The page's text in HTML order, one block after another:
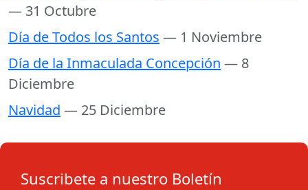
— 31 Octubre
Día de Todos los Santos — 1 Noviembre
Día de la Inmaculada Concepción — 8
Diciembre
Navidad — 25 Diciembre
Suscribete a nuestro Boletín